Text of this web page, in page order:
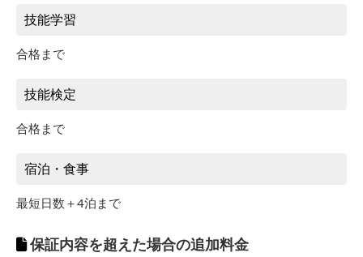
技能学習
合格まで
技能検定
合格まで
宿泊・食事
最短日数＋4泊まで
保証内容を超えた場合の追加料金